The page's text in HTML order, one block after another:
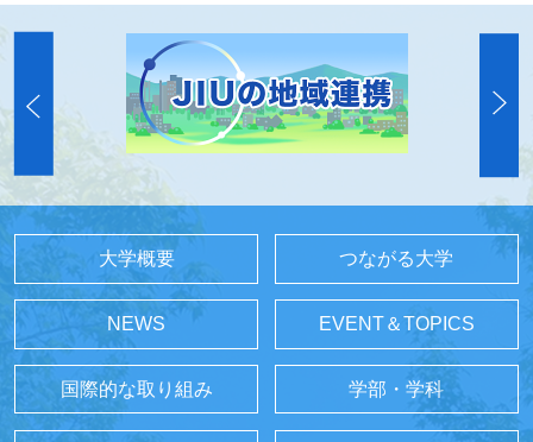
大学概要 つながる大学
NEWS EVENT＆TOPICS
国際的な取り組み 学部・学科